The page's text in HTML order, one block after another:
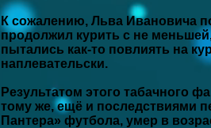
К сожалению, Льва Ивановича
продолжил курить с не
пытались как-то повлиять на
наплевательски.
Результатом этого табачного
тому же, ещё и последствиями
Пантера» футбола, умер в